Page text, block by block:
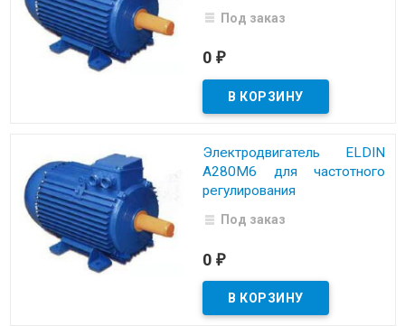
Под заказ
0 ₽
Электродвигатель ELDIN
A280M6 для частотного
регулирования
Под заказ
0 ₽